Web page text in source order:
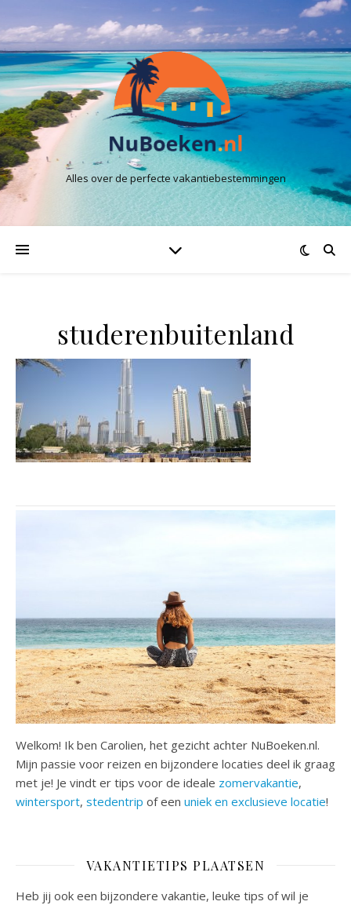
Alles over de perfecte vakantiebestemmingen
studerenbuitenland
Welkom! Ik ben Carolien, het gezicht achter NuBoeken.nl.
Mijn passie voor reizen en bijzondere locaties deel ik graag
met je! Je vindt er tips voor de ideale zomervakantie,
wintersport, stedentrip of een uniek en exclusieve locatie!
VAKANTIETIPS PLAATSEN
Heb jij ook een bijzondere vakantie, leuke tips of wil je